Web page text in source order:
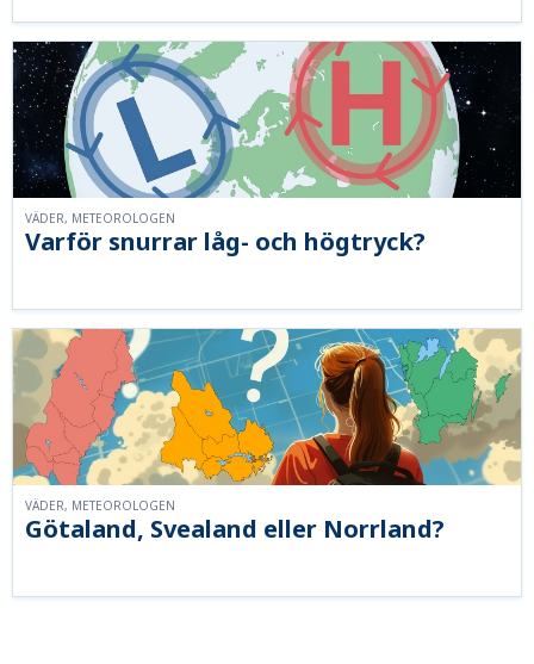
Varför snurrar låg- och högtryck?
VÄDER, METEOROLOGEN
Götaland, Svealand eller Norrland?
VÄDER, METEOROLOGEN